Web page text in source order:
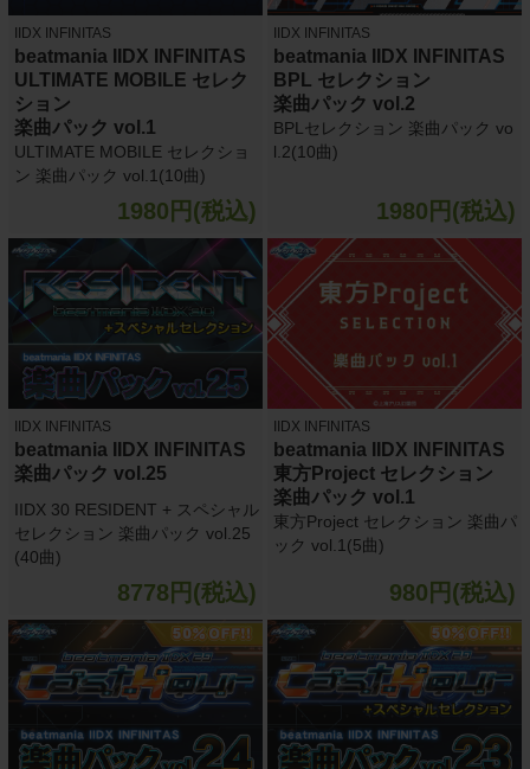
IIDX INFINITAS
beatmania IIDX INFINITAS
ULTIMATE MOBILE セレク
ション
楽曲パック vol.1
ULTIMATE MOBILE セレクショ
ン 楽曲パック vol.1(10曲)
1980円(税込)
IIDX INFINITAS
beatmania IIDX INFINITAS
BPL セレクション
楽曲パック vol.2
BPLセレクション 楽曲パック vo
l.2(10曲)
1980円(税込)
IIDX INFINITAS
beatmania IIDX INFINITAS
楽曲パック vol.25
IIDX 30 RESIDENT + スペシャル
セレクション 楽曲パック vol.25
(40曲)
8778円(税込)
IIDX INFINITAS
beatmania IIDX INFINITAS
東方Project セレクション
楽曲パック vol.1
東方Project セレクション 楽曲パ
ック vol.1(5曲)
980円(税込)